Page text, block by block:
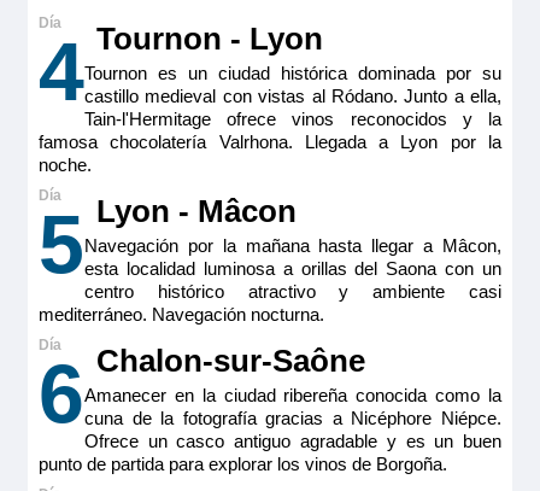
MS Viva Voyage
2.050€
Reservar
Camarote con balcón francés, cuenta con TV de pantalla
plana, minibar incluido, productos de belleza RITUALS®,
secador de pelo, caja fuerte, aire acondicionado, ducha y
Tamaño
4 Tournon - Lyon
Tournon es un ciudad histórica dominada por su
castillo medieval con vistas al Ródano. Junto a ella,
Tain-l'Hermitage ofrece vinos reconocidos y la
famosa chocolatería Valrhona. Llegada a Lyon por la
noche.
5 Lyon - Mâcon
Navegación por la mañana hasta llegar a Mâcon,
esta localidad luminosa a orillas del Saona con un
centro histórico atractivo y ambiente casi
mediterráneo. Navegación nocturna.
6 Chalon-sur-Saône
Amanecer en la ciudad ribereña conocida como la
cuna de la fotografía gracias a Nicéphore Niépce.
Ofrece un casco antiguo agradable y es un buen
punto de partida para explorar los vinos de Borgoña.